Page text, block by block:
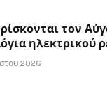
τον
ηλεκτρικού
2026